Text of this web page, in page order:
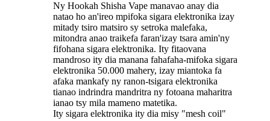
Ny Hookah Shisha Vape manavao anay dia
natao ho an'ireo mpifoka sigara elektronika izay
mitady tsiro matsiro sy setroka malefaka,
mitondra anao traikefa faran'izay tsara amin'ny
fifohana sigara elektronika. Ity fitaovana
mandroso ity dia manana fahafaha-mifoka sigara
elektronika 50.000 mahery, izay miantoka fa
afaka mankafy ny ranon-tsigara elektronika
tianao indrindra mandritra ny fotoana maharitra
ianao tsy mila mameno matetika.
Ity sigara elektronika ity dia misy "mesh coil"